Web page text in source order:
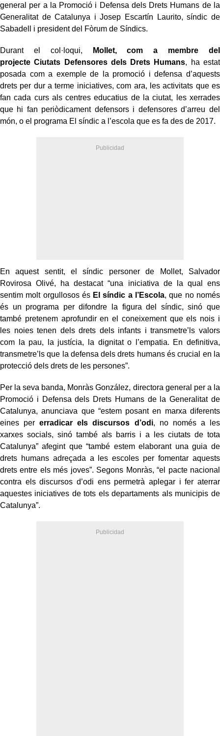
general per a la Promoció i Defensa dels Drets Humans de la
Generalitat de Catalunya i Josep Escartín Laurito, síndic de
Sabadell i president del Fòrum de Síndics.
Durant el col·loqui, Mollet, com a membre del
projecte Ciutats Defensores dels Drets Humans, ha estat
posada com a exemple de la promoció i defensa d’aquests
drets per dur a terme iniciatives, com ara, les activitats que es
fan cada curs als centres educatius de la ciutat, les xerrades
que hi fan periòdicament defensors i defensores d’arreu del
món, o el programa El síndic a l’escola que es fa des de 2017.
En aquest sentit, el síndic personer de Mollet, Salvador
Rovirosa Olivé, ha destacat “una iniciativa de la qual ens
sentim molt orgullosos és El síndic a l’Escola, que no només
és un programa per difondre la figura del síndic, sinó que
també pretenem aprofundir en el coneixement que els nois i
les noies tenen dels drets dels infants i transmetre’ls valors
com la pau, la justícia, la dignitat o l’empatia. En definitiva,
transmetre’ls que la defensa dels drets humans és crucial en la
protecció dels drets de les persones”.
Per la seva banda, Monràs González, directora general per a la
Promoció i Defensa dels Drets Humans de la Generalitat de
Catalunya, anunciava que “estem posant en marxa diferents
eines pererradicar els discursos d’odi, no només a les
xarxes socials, sinó també als barris i a les ciutats de tota
Catalunya” afegint que “també estem elaborant una guia de
drets humans adreçada a les escoles per fomentar aquests
drets entre els més joves”. Segons Monràs, “el pacte nacional
contra els discursos d’odi ens permetrà aplegar i fer aterrar
aquestes iniciatives de tots els departaments als municipis de
Catalunya”.